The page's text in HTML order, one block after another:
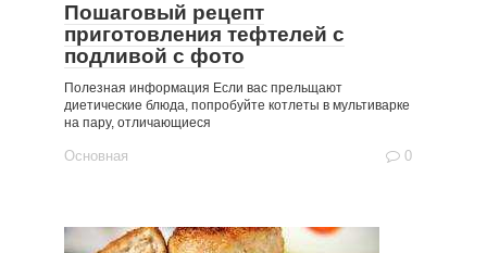
Пошаговый рецепт
приготовления тефтелей с
подливой с фото
Полезная информация Если вас прельщают
диетические блюда, попробуйте котлеты в мультиварке
на пару, отличающиеся
Основная 0